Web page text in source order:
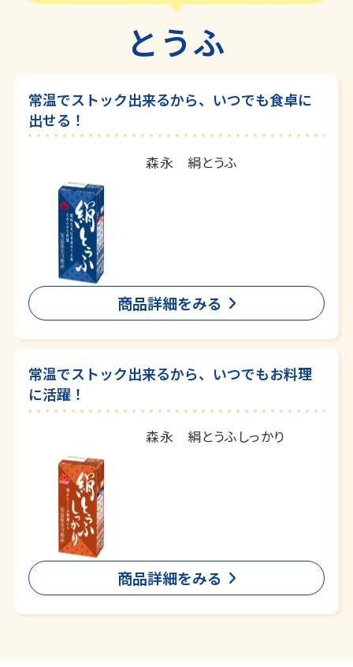
とうふ
常温でストック出来るから、いつでも食卓に
出せる！
森永 絹とうふ
商品詳細をみる
常温でストック出来るから、いつでもお料理
に活躍！
森永 絹とうふしっかり
商品詳細をみる